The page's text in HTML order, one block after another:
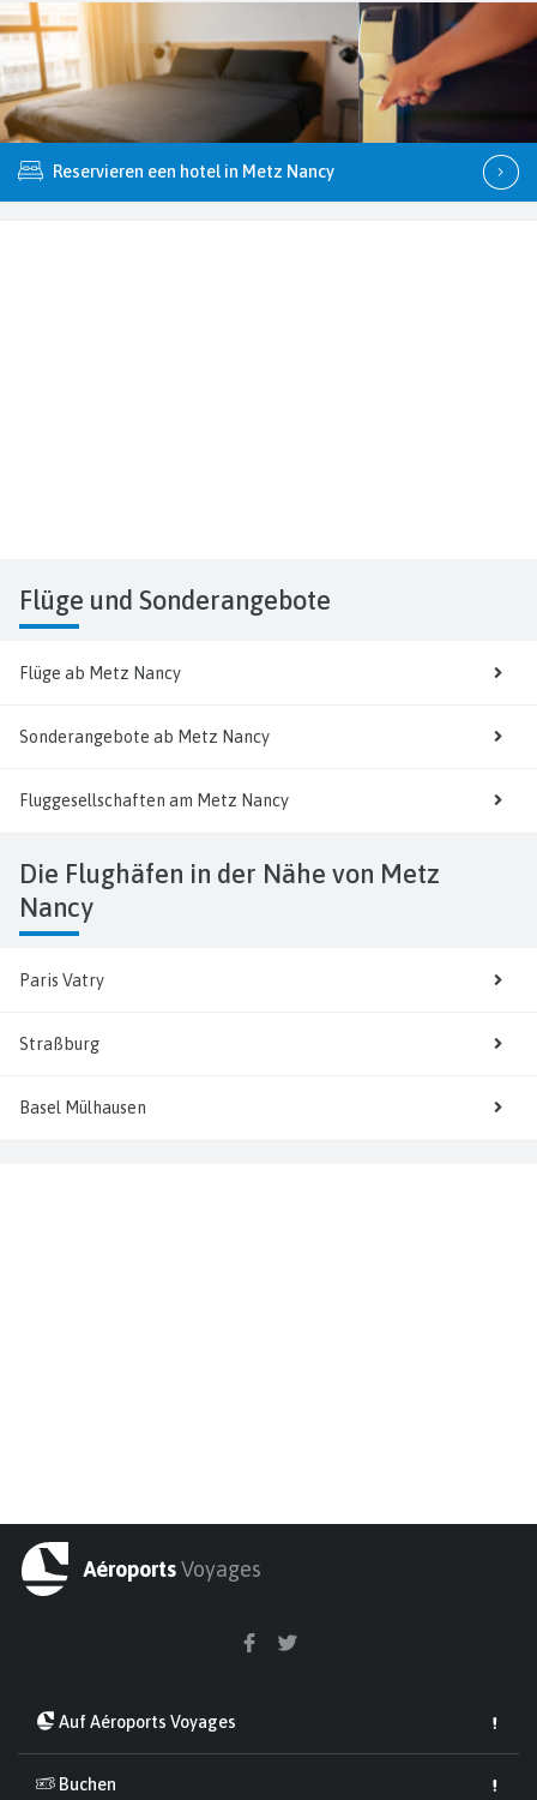
Reservieren een hotel in Metz Nancy
Flüge und Sonderangebote
Flüge ab Metz Nancy
Sonderangebote ab Metz Nancy
Fluggesellschaften am Metz Nancy
Die Flughäfen in der Nähe von Metz
Nancy
Paris Vatry
Straßburg
Basel Mülhausen
AéroportsVoyages
Auf Aéroports Voyages
Buchen